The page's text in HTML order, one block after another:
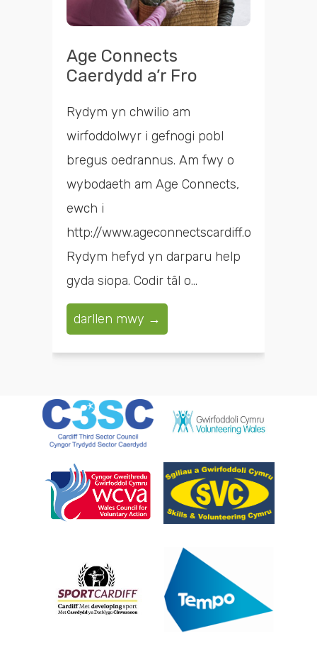
Age Connects
Caerdydd a’r Fro
Rydym yn chwilio am
wirfoddolwyr i gefnogi pobl
bregus oedrannus. Am fwy o
wybodaeth am Age Connects,
ewch i
http://www.ageconnectscardiff.org.uk/.
Rydym hefyd yn darparu help
gyda siopa. Codir tâl o...
darllen mwy →